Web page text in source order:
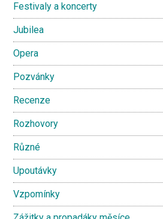
PRAZE
Festivaly a koncerty
Jubilea
Opera
Pozvánky
Recenze
Rozhovory
Různé
Upoutávky
Vzpomínky